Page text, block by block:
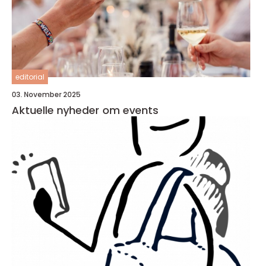
editorial
03. November 2025
Aktuelle nyheder om events